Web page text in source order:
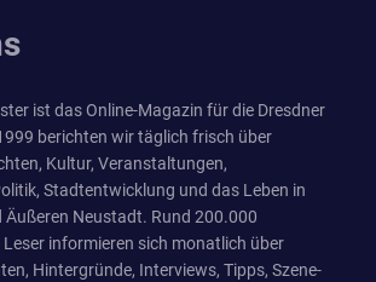
ist das Online-Magazin für die Dresdner
berichten wir täglich frisch über
Kultur, Veranstaltungen,
Stadtentwicklung und das Leben in
Äußeren Neustadt. Rund 200.000
Leser informieren sich monatlich über
Hintergründe, Interviews, Tipps, Szene-